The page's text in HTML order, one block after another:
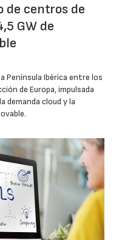
de centros de
GW de
Península Ibérica entre los
de Europa, impulsada
demanda cloud y la